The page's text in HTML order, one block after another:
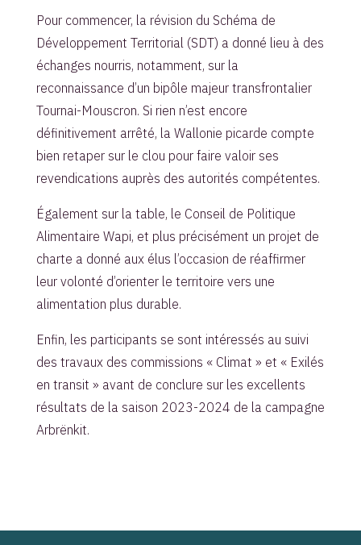
Pour commencer, la révision du Schéma de
Développement Territorial (SDT) a donné lieu à des
échanges nourris, notamment, sur la
reconnaissance d’un bipôle majeur transfrontalier
Tournai-Mouscron. Si rien n’est encore
définitivement arrêté, la Wallonie picarde compte
bien retaper sur le clou pour faire valoir ses
revendications auprès des autorités compétentes.
Également sur la table, le Conseil de Politique
Alimentaire Wapi, et plus précisément un projet de
charte a donné aux élus l’occasion de réaffirmer
leur volonté d’orienter le territoire vers une
alimentation plus durable.
Enfin, les participants se sont intéressés au suivi
des travaux des commissions « Climat » et « Exilés
en transit » avant de conclure sur les excellents
résultats de la saison 2023-2024 de la campagne
Arbrënkit.